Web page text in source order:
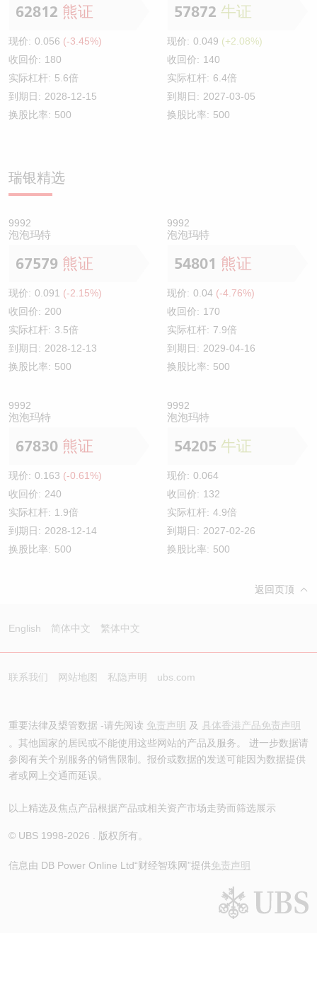
62812 熊证
现价: 0.056 (-3.45%)
收回价: 180
实际杠杆: 5.6倍
到期日: 2028-12-15
换股比率: 500
57872 牛证
现价: 0.049 (+2.08%)
收回价: 140
实际杠杆: 6.4倍
到期日: 2027-03-05
换股比率: 500
瑞银精选
9992
泡泡玛特
67579 熊证
现价: 0.091 (-2.15%)
收回价: 200
实际杠杆: 3.5倍
到期日: 2028-12-13
换股比率: 500
9992
泡泡玛特
54801 熊证
现价: 0.04 (-4.76%)
收回价: 170
实际杠杆: 7.9倍
到期日: 2029-04-16
换股比率: 500
9992
泡泡玛特
67830 熊证
现价: 0.163 (-0.61%)
收回价: 240
实际杠杆: 1.9倍
到期日: 2028-12-14
换股比率: 500
9992
泡泡玛特
54205 牛证
现价: 0.064
收回价: 132
实际杠杆: 4.9倍
到期日: 2027-02-26
换股比率: 500
返回页顶
English 简体中文 繁体中文
联系我们 网站地图 私隐声明 ubs.com
重要法律及槼管数据 -请先阅读 免责声明 及 具体香港产品免责声明
。其他国家的居民或不能使用这些网站的产品及服务。 进一步数据请
参阅有关个别服务的销售限制。报价或数据的发送可能因为数据提供
者或网上交通而延误。
以上精选及焦点产品根据产品或相关资产市场走势而筛选展示
© UBS 1998-2026 . 版权所有。
信息由 DB Power Online Ltd“财经智珠网”提供免责声明